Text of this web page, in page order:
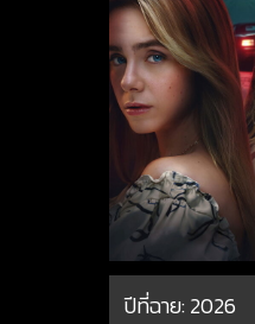
ปีที่ฉาย:2026